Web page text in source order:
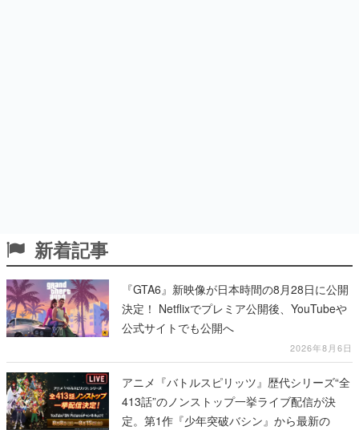
新着記事
『GTA6』新映像が日本時間の8月28日に公開
決定！ Netflixでプレミア公開後、YouTubeや
公式サイトでも公開へ
2026年8月6日
アニメ『バトルスピリッツ』歴代シリーズ“全
413話”のノンストップ一挙ライブ配信が決
定。第1作『少年突破バシン』から最新の